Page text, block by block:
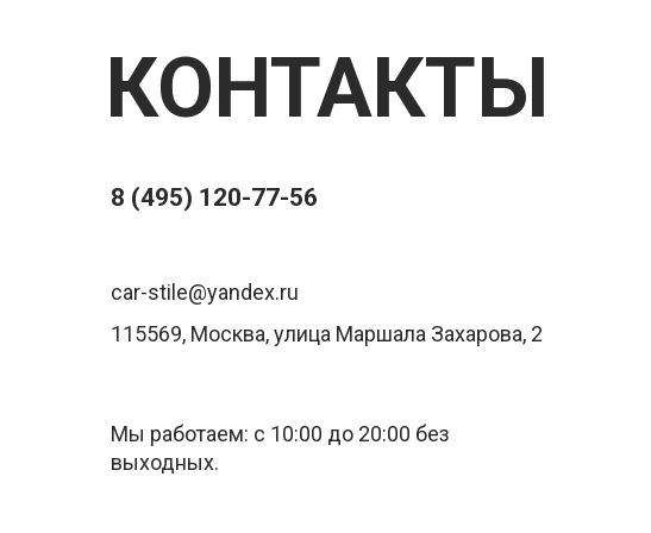
КОНТАКТЫ
8 (495) 120-77-56
car-stile@yandex.ru
115569, Москва, улица Маршала Захарова, 2
Мы работаем: с 10:00 до 20:00 без
выходных.